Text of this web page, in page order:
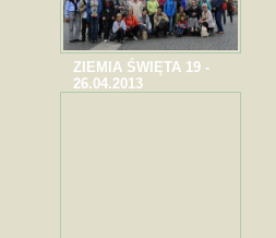
ZIEMIA ŚWIĘTA 19 -
26.04.2013